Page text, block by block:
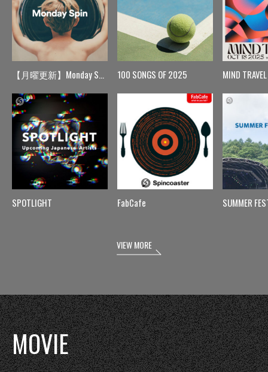
【月曜更新】Monday Spin
SPOTLIGHT
100 SONGS OF 2025
FabCafe
MIND TRAVEL
SUMMER
VIEW MORE
MOVIE